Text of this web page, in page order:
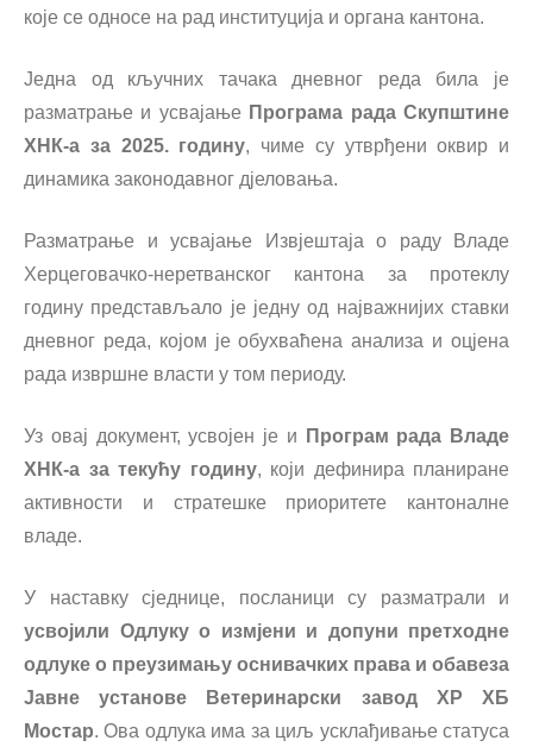
које се односе на рад институција и органа кантона.
Једна од кључних тачака дневног реда била је
разматрање и усвајање Програма рада Скупштине
ХНК-а за 2025. годину, чиме су утврђени оквир и
динамика законодавног дјеловања.
Разматрање и усвајање Извјештаја о раду Владе
Херцеговачко-неретванског кантона за протеклу
годину представљало је једну од најважнијих ставки
дневног реда, којом је обухваћена анализа и оцјена
рада извршне власти у том периоду.
Уз овај документ, усвојен је и
Програм рада Владе
ХНК-а за текућу годину, који дефинира планиране
активности и стратешке приоритете кантоналне
владе.
У наставку сједнице, посланици су разматрали и
усвојили Одлуку о измјени и допуни претходне
одлуке о преузимању оснивачких права и обавеза
Јавне установе Ветеринарски завод ХР ХБ
Мостар. Ова одлука има за циљ усклађивање статуса